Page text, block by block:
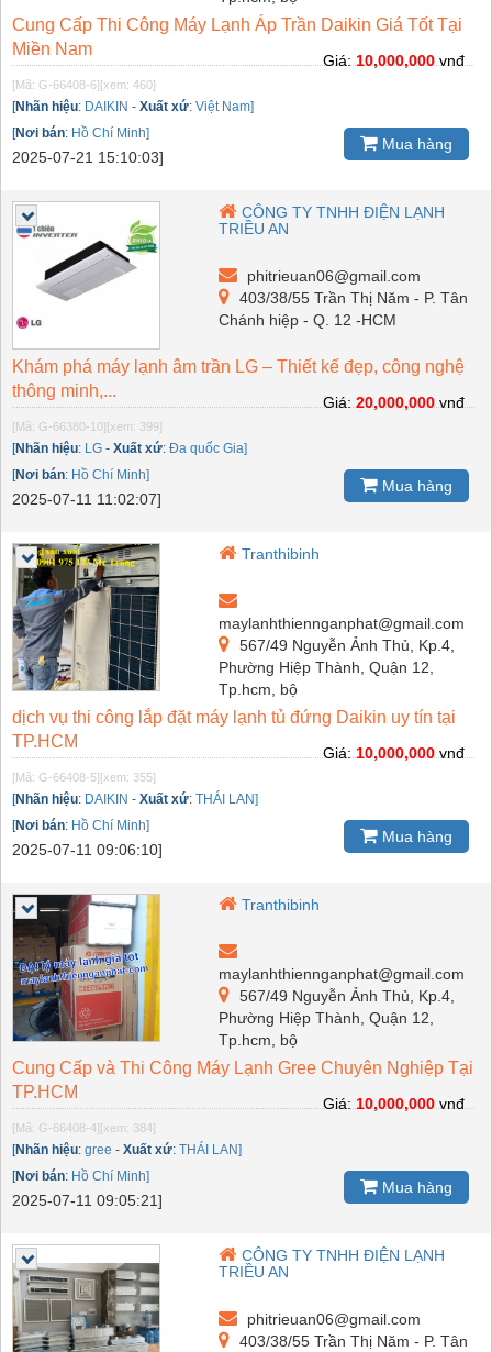
Cung Cấp Thi Công Máy Lạnh Áp Trần Daikin Giá Tốt Tại
Miền Nam
[Mã: G-66408-6][xem: 460]
[Nhãn hiệu: DAIKIN - Xuất xứ: Việt Nam]
[Nơi bán: Hồ Chí Minh]
2025-07-21 15:10:03]
Giá: 10,000,000 vnđ
Mua hàng
CÔNG TY TNHH ĐIỆN LẠNH
TRIỀU AN
phitrieuan06@gmail.com
403/38/55 Trần Thị Năm - P. Tân
Chánh hiệp - Q. 12 -HCM
Khám phá máy lạnh âm trần LG – Thiết kế đẹp, công nghệ
thông minh,...
[Mã: G-66380-10][xem: 399]
[Nhãn hiệu: LG - Xuất xứ: Đa quốc Gia]
[Nơi bán: Hồ Chí Minh]
2025-07-11 11:02:07]
Giá: 20,000,000 vnđ
Mua hàng
Tranthibinh
maylanhthiennganphat@gmail.com
567/49 Nguyễn Ảnh Thủ, Kp.4,
Phường Hiệp Thành, Quận 12,
Tp.hcm, bộ
dịch vụ thi công lắp đặt máy lạnh tủ đứng Daikin uy tín tại
TP.HCM
[Mã: G-66408-5][xem: 355]
[Nhãn hiệu: DAIKIN - Xuất xứ: THÁI LAN]
[Nơi bán: Hồ Chí Minh]
2025-07-11 09:06:10]
Giá: 10,000,000 vnđ
Mua hàng
Tranthibinh
maylanhthiennganphat@gmail.com
567/49 Nguyễn Ảnh Thủ, Kp.4,
Phường Hiệp Thành, Quận 12,
Tp.hcm, bộ
Cung Cấp và Thi Công Máy Lạnh Gree Chuyên Nghiệp Tại
TP.HCM
[Mã: G-66408-4][xem: 384]
[Nhãn hiệu: gree - Xuất xứ: THÁI LAN]
[Nơi bán: Hồ Chí Minh]
2025-07-11 09:05:21]
Giá: 10,000,000 vnđ
Mua hàng
CÔNG TY TNHH ĐIỆN LẠNH
TRIỀU AN
phitrieuan06@gmail.com
403/38/55 Trần Thị Năm - P. Tân